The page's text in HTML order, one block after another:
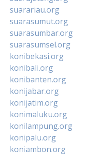
suarariau.org
suarasumut.org
suarasumbar.org
suarasumsel.org
konibekasi.org
konibali.org
konibanten.org
konijabar.org
konijatim.org
konimaluku.org
konilampung.org
konipalu.org
koniambon.org